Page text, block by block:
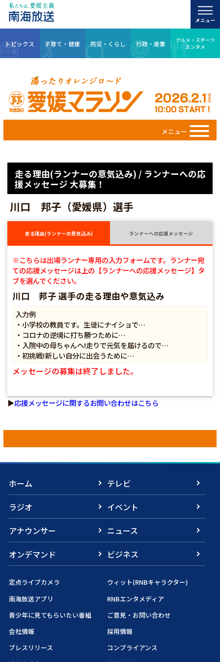
トピックス 子育て・健康 防災・くらし 行政・産業
グルメ・スポーツ
エンタメ
メニュー
走る理由(ランナーの意気込み) / ランナーへの応
援メッセージ 大募集！
川口 邦子（愛媛県）選手
走る理由(ランナーの意気込み) ランナーへの応援メッセージ
※こちらは出場ランナー専用の入力フォームです。ランナー宛
ての応援メッセージは上の【ランナーへの応援メッセージ】タ
ブを選んでください。
川口 邦子 選手の走る理由や意気込み
入力例
・小学校の教員です。生徒にナイショで…
・コロナの逆境に打ち勝つために…
・入院中の母ちゃんへ!走りで元気を届けるので…
・初挑戦!新しい自分に出会うために…
メッセージの募集は終了しました。
▶応援メッセージに関するお問い合わせはこちら
ホーム
テレビ
ラジオ
イベント
アナウンサー
ニュース
オンデマンド
ビジネス
定点ライブカメラ
ウィット(RNBキャラクター)
南海放送アプリ
RNBエンタメディア
青少年に見てもらいたい番組
ご意見・お問い合わせ
会社情報
採用情報
プレスリリース
コンプライアンス